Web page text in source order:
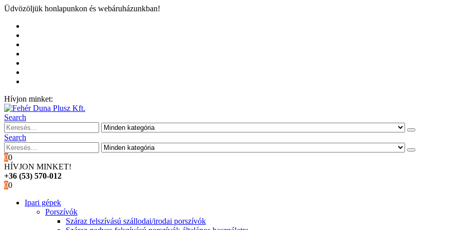
Üdvözöljük honlapunkon és webáruházunkban!
Hívjon minket:
Search
Search
00
HÍVJON MINKET!
+36 (53) 570-012
00
Ipari gépek
Porszívók
Száraz felszívású szállodai/irodai porszívók